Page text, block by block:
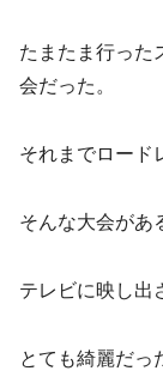
たまたま行った
会だった。
それまでロード
そんな大会があ
テレビに映し出
とても綺麗だっ